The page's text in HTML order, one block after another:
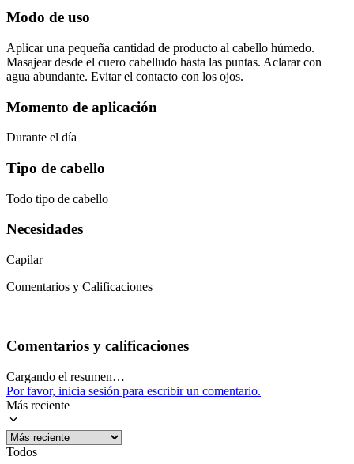
Modo de uso
Aplicar una pequeña cantidad de producto al cabello húmedo.
Masajear desde el cuero cabelludo hasta las puntas. Aclarar con
agua abundante. Evitar el contacto con los ojos.
Momento de aplicación
Durante el día
Tipo de cabello
Todo tipo de cabello
Necesidades
Capilar
Comentarios y Calificaciones
Comentarios y calificaciones
Cargando el resumen…
Por favor, inicia sesión para escribir un comentario.
Más reciente
Todos